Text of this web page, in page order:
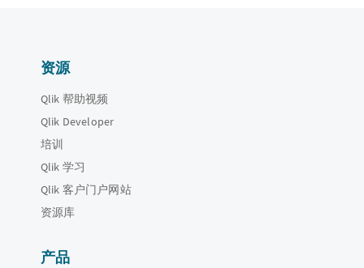
资源
Qlik 帮助视频
Qlik Developer
培训
Qlik 学习
Qlik 客户门户网站
资源库
产品